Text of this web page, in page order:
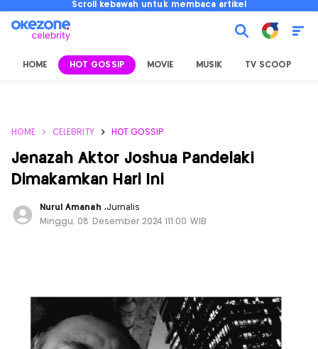
Scroll kebawah untuk membaca artikel
HOME HOT GOSSIP MOVIE MUSIK TV SCOOP
HOME CELEBRITY HOT GOSSIP
Jenazah Aktor Joshua Pandelaki
Dimakamkan Hari Ini
Nurul Amanah ,Jurnalis
Minggu, 08 Desember 2024 |11:00 WIB